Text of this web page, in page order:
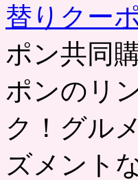
替りクー
ポン共同
ポンのリ
ク！グル
ズメント